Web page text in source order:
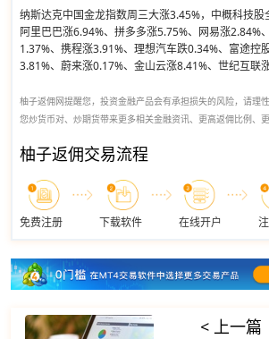
纳斯达克中国金龙指数周三大涨3.45%，中概科技股
阿里巴巴涨6.94%、拼多多涨5.75%、网易涨2.84%
1.37%、携程涨3.91%、理想汽车跌0.34%、富途控
3.81%、蔚来涨0.17%、金山云涨8.41%、世纪互联涨
柚子返佣网提醒您，投资金融产品会有承担损失的风险，请理
您炒货币对、炒期货带来更多相关金融资讯、更高返佣比例、
柚子返佣交易流程
免费注册 下载软件 在线开户
< 上一篇